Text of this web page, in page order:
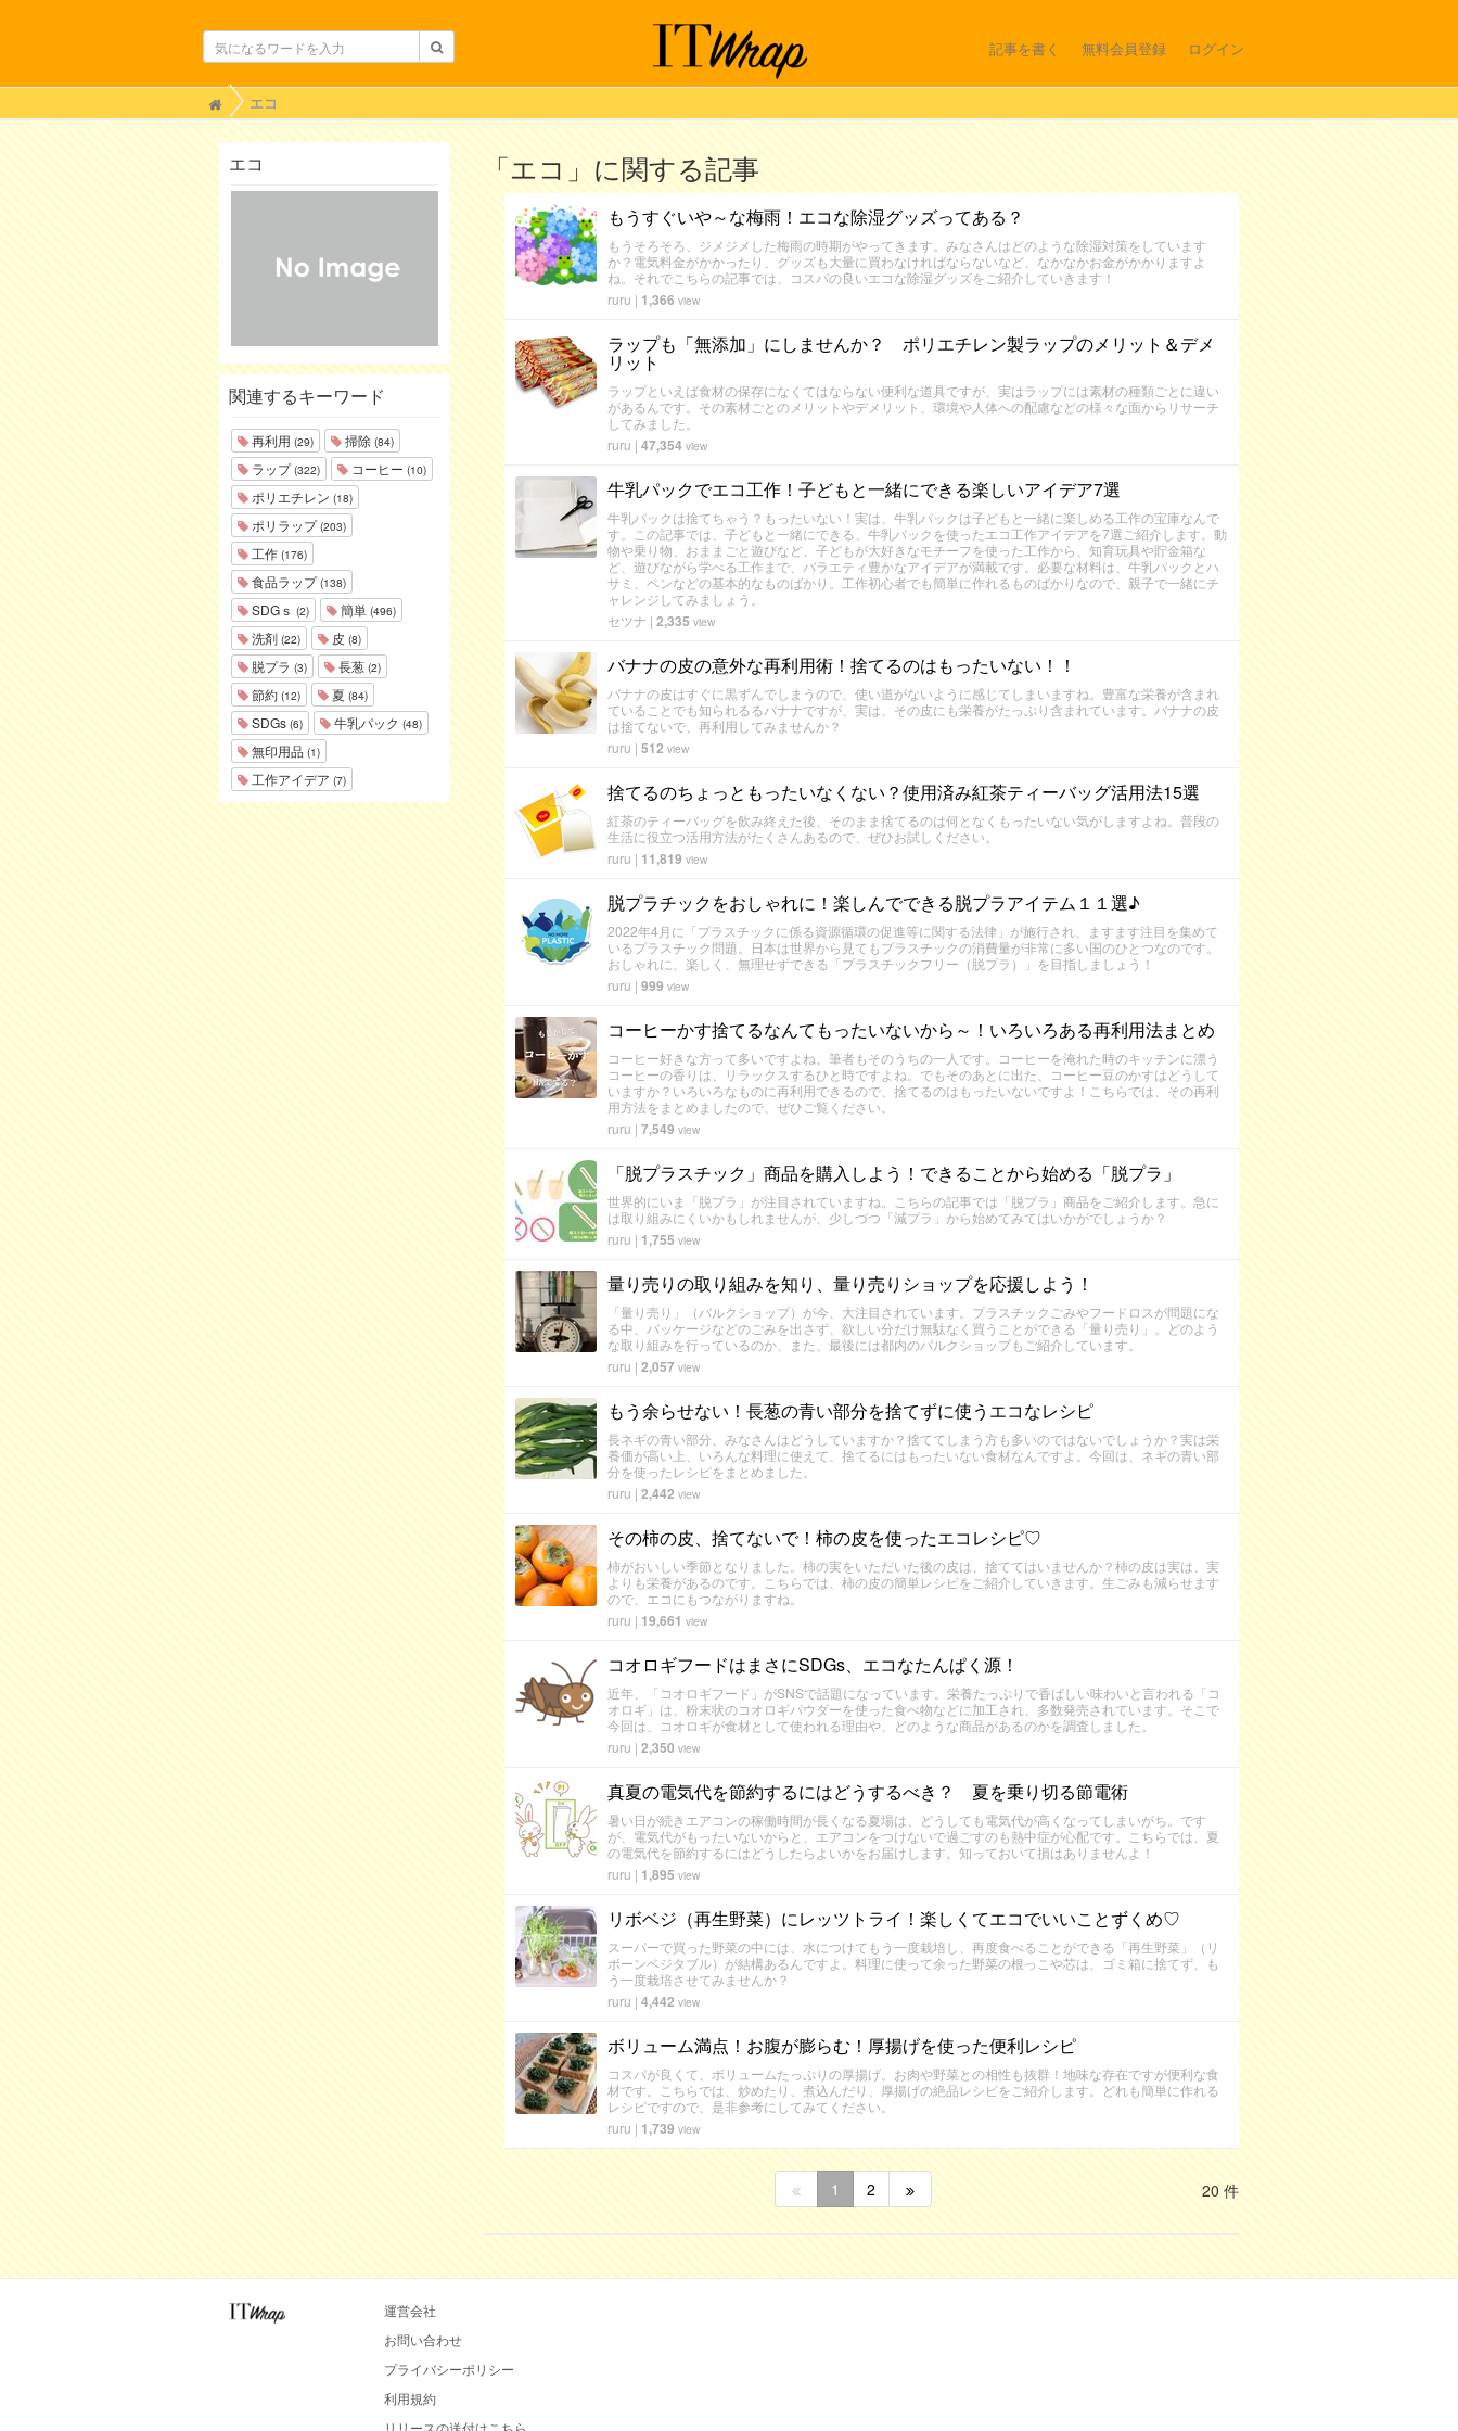
記事を書く 無料会員登録 ログイン
H
o
m
エコ
エコ
関連するキーワード
再利用 (29) 掃除 (84)
ラップ(322) コーヒー (10)
ポリエチレン (18)
ポリラップ(203)
工作 (176)
食品ラップ(138)
SDGｓ (2) 簡単 (496)
洗剤 (22) 皮 (8)
脱プラ (3) 長葱 (2)
節約 (12) 夏 (84)
SDGs (6) 牛乳パック (48)
無印用品 (1)
工作アイデア (7)
「エコ」に関する記事
もうすぐいや～な梅雨！エコな除湿グッズってある？
もうそろそろ、ジメジメした梅雨の時期がやってきます。みなさんはどのような除湿対策をしています
か？電気料金がかかったり、グッズも大量に買わなければならないなど、なかなかお金がかかりますよ
ね。それでこちらの記事では、コスパの良いエコな除湿グッズをご紹介していきます！
ruru | 1,366 view
ラップも「無添加」にしませんか？ ポリエチレン製ラップのメリット＆デメ
リット
ラップといえば食材の保存になくてはならない便利な道具ですが、実はラップには素材の種類ごとに違い
があるんです。その素材ごとのメリットやデメリット、環境や人体への配慮などの様々な面からリサーチ
してみました。
ruru | 47,354 view
牛乳パックでエコ工作！子どもと一緒にできる楽しいアイデア7選
牛乳パックは捨てちゃう？もったいない！実は、牛乳パックは子どもと一緒に楽しめる工作の宝庫なんで
す。この記事では、子どもと一緒にできる、牛乳パックを使ったエコ工作アイデアを7選ご紹介します。動
物や乗り物、おままごと遊びなど、子どもが大好きなモチーフを使った工作から、知育玩具や貯金箱な
ど、遊びながら学べる工作まで、バラエティ豊かなアイデアが満載です。必要な材料は、牛乳パックとハ
サミ、ペンなどの基本的なものばかり。工作初心者でも簡単に作れるものばかりなので、親子で一緒にチ
ャレンジしてみましょう。
セツナ | 2,335 view
バナナの皮の意外な再利用術！捨てるのはもったいない！！
バナナの皮はすぐに黒ずんでしまうので、使い道がないように感じてしまいますね。豊富な栄養が含まれ
ていることでも知られるるバナナですが、実は、その皮にも栄養がたっぷり含まれています。バナナの皮
は捨てないで、再利用してみませんか？
ruru | 512 view
捨てるのちょっともったいなくない？使用済み紅茶ティーバッグ活用法15選
紅茶のティーバッグを飲み終えた後、そのまま捨てるのは何となくもったいない気がしますよね。普段の
生活に役立つ活用方法がたくさんあるので、ぜひお試しください。
ruru | 11,819 view
脱プラチックをおしゃれに！楽しんでできる脱プラアイテム１１選♪
2022年4月に「プラスチックに係る資源循環の促進等に関する法律」が施行され、ますます注目を集めて
いるプラスチック問題。日本は世界から見てもプラスチックの消費量が非常に多い国のひとつなのです。
おしゃれに、楽しく、無理せずできる「プラスチックフリー（脱プラ）」を目指しましょう！
ruru | 999 view
コーヒーかす捨てるなんてもったいないから～！いろいろある再利用法まとめ
コーヒー好きな方って多いですよね。筆者もそのうちの一人です。コーヒーを淹れた時のキッチンに漂う
コーヒーの香りは、リラックスするひと時ですよね。でもそのあとに出た、コーヒー豆のかすはどうして
いますか？いろいろなものに再利用できるので、捨てるのはもったいないですよ！こちらでは、その再利
用方法をまとめましたので、ぜひご覧ください。
ruru | 7,549 view
「脱プラスチック」商品を購入しよう！できることから始める「脱プラ」
世界的にいま「脱プラ」が注目されていますね。こちらの記事では「脱プラ」商品をご紹介します。急に
は取り組みにくいかもしれませんが、少しづつ「減プラ」から始めてみてはいかがでしょうか？
ruru | 1,755 view
量り売りの取り組みを知り、量り売りショップを応援しよう！
「量り売り」（バルクショップ）が今、大注目されています。プラスチックごみやフードロスが問題にな
る中、パッケージなどのごみを出さず、欲しい分だけ無駄なく買うことができる「量り売り」。どのよう
な取り組みを行っているのか、また、最後には都内のバルクショップもご紹介しています。
ruru | 2,057 view
もう余らせない！長葱の青い部分を捨てずに使うエコなレシピ
長ネギの青い部分、みなさんはどうしていますか？捨ててしまう方も多いのではないでしょうか？実は栄
養価が高い上、いろんな料理に使えて、捨てるにはもったいない食材なんですよ。今回は、ネギの青い部
分を使ったレシピをまとめました。
ruru | 2,442 view
その柿の皮、捨てないで！柿の皮を使ったエコレシピ♡
柿がおいしい季節となりました。柿の実をいただいた後の皮は、捨ててはいませんか？柿の皮は実は、実
よりも栄養があるのです。こちらでは、柿の皮の簡単レシピをご紹介していきます。生ごみも減らせます
ので、エコにもつながりますね。
ruru | 19,661 view
コオロギフードはまさにSDGs、エコなたんぱく源！
近年、「コオロギフード」がSNSで話題になっています。栄養たっぷりで香ばしい味わいと言われる「コ
オロギ」は、粉末状のコオロギパウダーを使った食べ物などに加工され、多数発売されています。そこで
今回は、コオロギが食材として使われる理由や、どのような商品があるのかを調査しました。
ruru | 2,350 view
真夏の電気代を節約するにはどうするべき？ 夏を乗り切る節電術
暑い日が続きエアコンの稼働時間が長くなる夏場は、どうしても電気代が高くなってしまいがち。です
が、電気代がもったいないからと、エアコンをつけないで過ごすのも熱中症が心配です。こちらでは、夏
の電気代を節約するにはどうしたらよいかをお届けします。知っておいて損はありませんよ！
ruru | 1,895 view
リボベジ（再生野菜）にレッツトライ！楽しくてエコでいいことずくめ♡
スーパーで買った野菜の中には、水につけてもう一度栽培し、再度食べることができる「再生野菜」（リ
ボーンベジタブル）が結構あるんですよ。料理に使って余った野菜の根っこや芯は、ゴミ箱に捨てず、も
う一度栽培させてみませんか？
ruru | 4,442 view
ボリューム満点！お腹が膨らむ！厚揚げを使った便利レシピ
コスパが良くて、ボリュームたっぷりの厚揚げ。お肉や野菜との相性も抜群！地味な存在ですが便利な食
材です。こちらでは、炒めたり、煮込んだり、厚揚げの絶品レシピをご紹介します。どれも簡単に作れる
レシピですので、是非参考にしてみてください。
ruru | 1,739 view
20 件
1 2
運営会社
お問い合わせ
プライバシーポリシー
利用規約
リリースの送付はこちら